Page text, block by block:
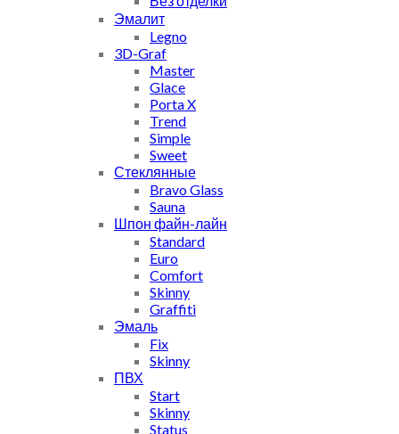
Эмалит
Legno
3D-Graf
Master
Glace
Porta X
Trend
Simple
Sweet
Стеклянные
Bravo Glass
Sauna
Шпон файн-лайн
Standard
Euro
Comfort
Skinny
Graffiti
Эмаль
Fix
Skinny
ПВХ
Start
Skinny
Status